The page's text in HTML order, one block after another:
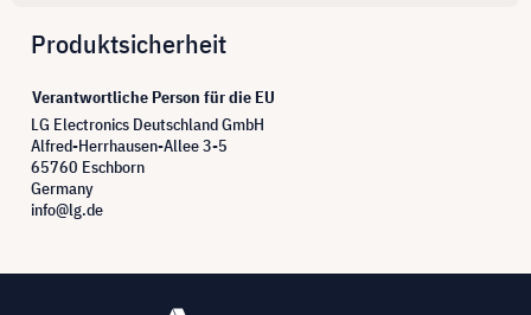
Produktsicherheit
Verantwortliche Person für die EU
LG Electronics Deutschland GmbH
Alfred-Herrhausen-Allee 3-5
65760 Eschborn
Germany
info@lg.de